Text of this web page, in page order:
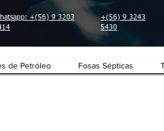
+(56) 9 3203
+(56) 9 3243
5430
de Petróleo Fosas Sépticas